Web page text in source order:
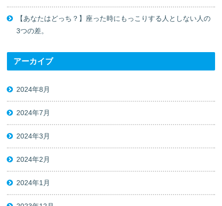
【あなたはどっち？】座った時にもっこりする人としない人の
3つの差。
アーカイブ
2024年8月
2024年7月
2024年3月
2024年2月
2024年1月